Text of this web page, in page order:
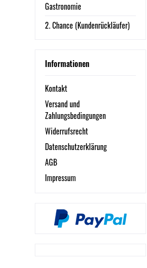
Gastronomie
2. Chance (Kundenrückläufer)
Informationen
Kontakt
Versand und
Zahlungsbedingungen
Widerrufsrecht
Datenschutzerklärung
AGB
Impressum